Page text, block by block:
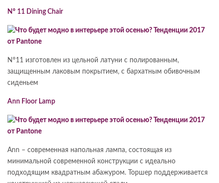
Nº 11 Dining Chair
Nº11 изготовлен из цельной латуни с полированным,
защищенным лаковым покрытием, с бархатным обивочным
сиденьем
Ann Floor Lamp
Ann – современная напольная лампа, состоящая из
минимальной современной конструкции с идеально
подходящим квадратным абажуром. Торшер поддерживается